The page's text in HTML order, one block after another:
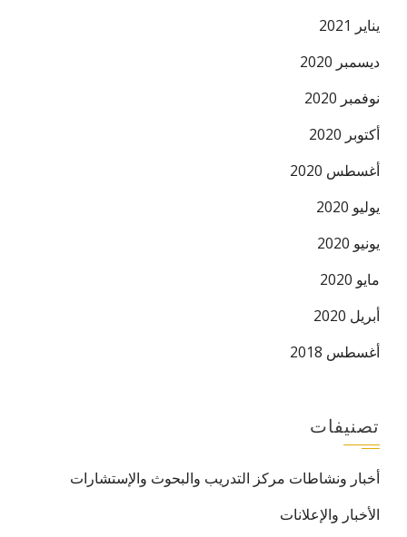
يناير 2021
ديسمبر 2020
نوفمبر 2020
أكتوبر 2020
أغسطس 2020
يوليو 2020
يونيو 2020
مايو 2020
أبريل 2020
أغسطس 2018
تصنيفات
أخبار ونشاطات مركز التدريب والبحوث والإستشارات
الأخبار والإعلانات